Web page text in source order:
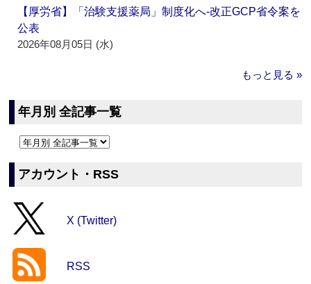
【厚労省】「治験支援薬局」制度化へ‐改正GCP省令案を
公表
2026年08月05日 (水)
もっと見る »
年月別 全記事一覧
アカウント・RSS
X (Twitter)
RSS